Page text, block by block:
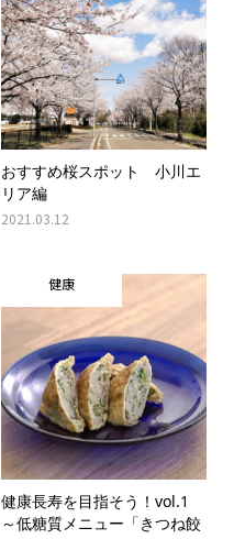
おすすめ桜スポット 小川エ
リア編
2021.03.12
健康
健康長寿を目指そう！vol.1
～低糖質メニュー「きつね餃